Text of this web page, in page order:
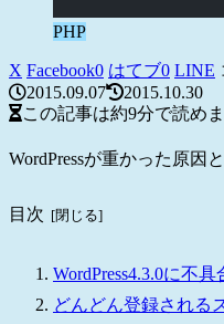
PHP
X Facebook0 はてブ0 LINE
2015.09.07
2015.10.30
この記事は約9分で読めま
WordPressが重かった原因
目次
WordPress4.3.0に不具
どんどん登録される